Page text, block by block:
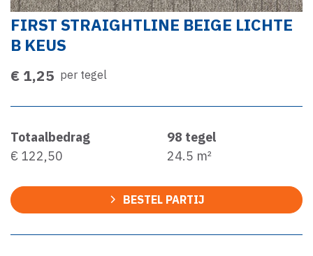
FIRST STRAIGHTLINE BEIGE LICHTE
B KEUS
€ 1,25 per tegel
Totaalbedrag
€ 122,50
98 tegel
24.5 m²
BESTEL PARTIJ